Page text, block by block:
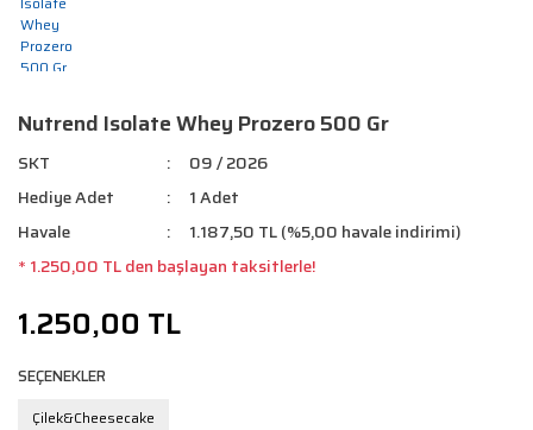
Nutrend Isolate Whey Prozero 500 Gr
SKT
09 / 2026
Hediye Adet
1 Adet
Havale
1.187,50 TL (%5,00 havale indirimi)
* 1.250,00 TL den başlayan taksitlerle!
1.250,00 TL
SEÇENEKLER
Çilek&Cheesecake